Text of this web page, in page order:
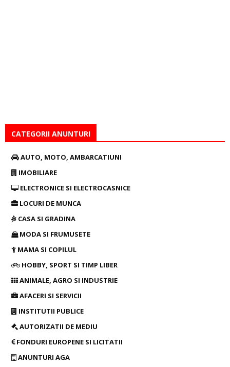
CATEGORII ANUNTURI
AUTO, MOTO, AMBARCATIUNI
IMOBILIARE
ELECTRONICE SI ELECTROCASNICE
LOCURI DE MUNCA
CASA SI GRADINA
MODA SI FRUMUSETE
MAMA SI COPILUL
HOBBY, SPORT SI TIMP LIBER
ANIMALE, AGRO SI INDUSTRIE
AFACERI SI SERVICII
INSTITUTII PUBLICE
AUTORIZATII DE MEDIU
FONDURI EUROPENE SI LICITATII
ANUNTURI AGA